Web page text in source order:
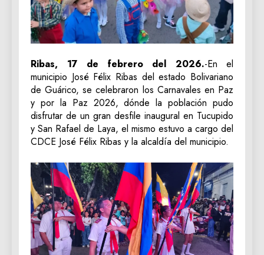
Ribas, 17 de febrero del 2026.-En el
municipio José Félix Ribas del estado Bolivariano
de Guárico, se celebraron los Carnavales en Paz
y por la Paz 2026, dónde la población pudo
disfrutar de un gran desfile inaugural en Tucupido
y San Rafael de Laya, el mismo estuvo a cargo del
CDCE José Félix Ribas y la alcaldía del municipio.